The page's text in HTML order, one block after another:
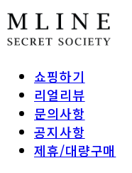
쇼핑하기
리얼리뷰
문의사항
공지사항
제휴/대량구매